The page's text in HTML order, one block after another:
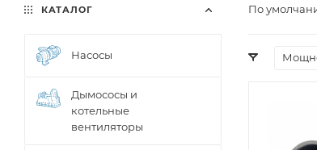
По
КАТАЛОГ
Насосы
Дымососы и
котельные
вентиляторы